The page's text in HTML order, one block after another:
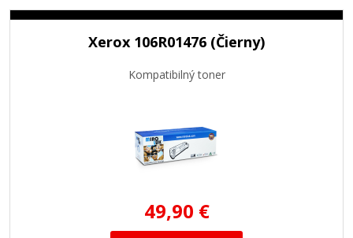
Xerox 106R01476 (Čierny)
Kompatibilný toner
49,90 €